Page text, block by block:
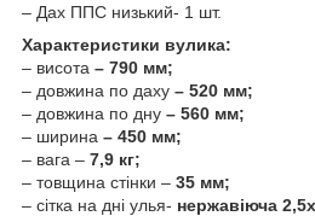
– Дах ППС низький- 1 шт.
Характеристики вулика:
– висота – 790 мм;
– довжина по даху – 520 мм;
– довжина по дну – 560 мм;
– ширина – 450 мм;
– вага – 7,9 кг;
– товщина стінки – 35 мм;
– сітка на дні улья- нержавіюча